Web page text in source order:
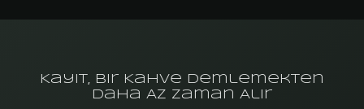
Kayıt, Bir Kahve Demlemekten
Daha Az Zaman Alır